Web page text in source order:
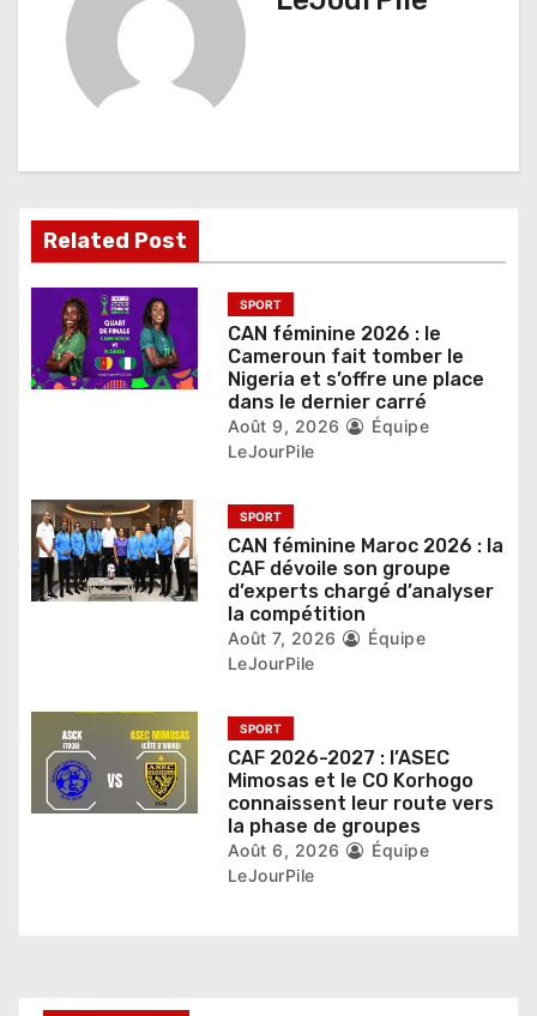
d
e
l
a
i
c
l
Related Post
SPORT
CAN féminine 2026 : le
Cameroun fait tomber le
Nigeria et s’offre une place
dans le dernier carré
Août 9, 2026
Équipe
LeJourPile
SPORT
CAN féminine Maroc 2026 : la
CAF dévoile son groupe
d’experts chargé d’analyser
la compétition
Août 7, 2026
Équipe
LeJourPile
SPORT
CAF 2026-2027 : l’ASEC
Mimosas et le CO Korhogo
connaissent leur route vers
la phase de groupes
Août 6, 2026
Équipe
LeJourPile